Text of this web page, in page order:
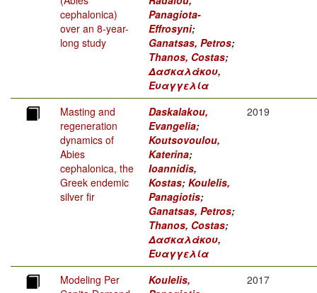
cephalonica)
over an 8-year-
long study
Panagiota-
Effrosyni;
Ganatsas, Petros;
Thanos, Costas;
Δασκαλάκου,
Ευαγγελία
Masting and
regeneration
dynamics of
Abies
cephalonica, the
Greek endemic
silver fir
Daskalakou,
Evangelia;
Koutsovoulou,
Katerina;
Ioannidis,
Kostas; Koulelis,
Panagiotis;
Ganatsas, Petros;
Thanos, Costas;
Δασκαλάκου,
Ευαγγελία
2019
Modeling Per
Koulelis,
2017